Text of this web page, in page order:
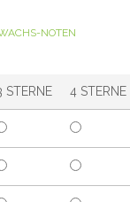
NOTEN
STERNE 4 STERNE